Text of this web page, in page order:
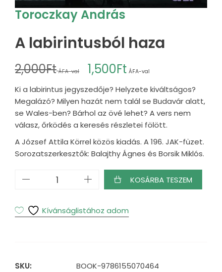
Toroczkay András
A labirintusból haza
2,000Ft ÁFA-val 1,500Ft ÁFA-val
Ki a labirintus jegyszedője? Helyzete kiváltságos?
Megalázó? Milyen hazát nem talál se Budavár alatt,
se Wales-ben? Bárhol az övé lehet? A vers nem
válasz, őrködés a keresés részletei fölött.
A József Attila Körrel közös kiadás. A 196. JAK-füzet.
Sorozatszerkesztők: Balajthy Ágnes és Borsik Miklós.
mennyiség
KOSÁRBA TESZEM
Kívánságlistához adom
SKU:
BOOK-9786155070464